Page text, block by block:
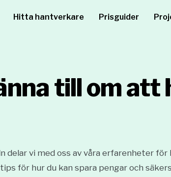
Hitta hantverkare Prisguider
till om att
vi med oss av våra erfarenheter
för hur du kan spara pengar och